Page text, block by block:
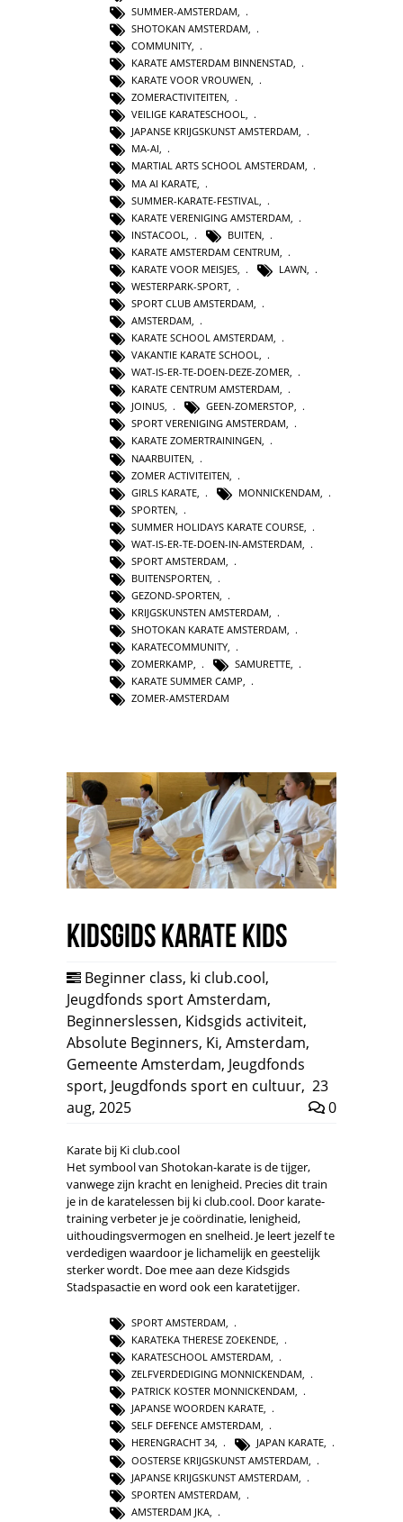
SUMMER-AMSTERDAM
SHOTOKAN AMSTERDAM
COMMUNITY,
KARATE AMSTERDAM BINNENSTAD,
KARATE VOOR VROUWEN,
ZOMERACTIVITEITEN,
VEILIGE KARATESCHOOL,
JAPANSE KRIJGSKUNST AMSTERDAM,
MA-AI,
MARTIAL ARTS SCHOOL AMSTERDAM,
MA AI KARATE
SUMMER-KARATE-FESTIVAL
KARATE VERENIGING AMSTERDAM
INSTACOOL
BUITEN,
KARATE AMSTERDAM CENTRUM
KARATE VOOR MEISJES
LAWN,
WESTERPARK-SPORT
SPORT CLUB AMSTERDAM
AMSTERDAM,
KARATE SCHOOL AMSTERDAM,
VAKANTIE KARATE SCHOOL,
WAT-IS-ER-TE-DOEN-DEZE-ZOMER,
KARATE CENTRUM AMSTERDAM,
JOINUS, GEEN-ZOMERSTOP,
SPORT VERENIGING AMSTERDAM,
KARATE ZOMERTRAININGEN,
NAARBUITEN
ZOMER ACTIVITEITEN
GIRLS KARATE
MONNICKENDAM
SPORTEN
SUMMER HOLIDAYS KARATE COURSE
WAT-IS-ER-TE-DOEN-IN-AMSTERDAM
SPORT AMSTERDAM
BUITENSPORTEN
GEZOND-SPORTEN,
KRIJGSKUNSTEN AMSTERDAM,
SHOTOKAN KARATE AMSTERDAM,
KARATECOMMUNITY,
ZOMERKAMP, SAMURETTE,
KARATE SUMMER CAMP,
ZOMER-AMSTERDAM
Kidsgids Karate Kids
Beginner class, ki club.cool,
Jeugdfonds sport Amsterdam,
Beginnerslessen, Kidsgids activiteit,
Absolute Beginners, Ki, Amsterdam,
Gemeente Amsterdam, Jeugdfonds
sport, Jeugdfonds sport en cultuur, 23
aug, 2025
0
Karate bij Ki club.cool
Het symbool van Shotokan-karate is de tijger,
vanwege zijn kracht en lenigheid. Precies dit train
je in de karatelessen bij ki club.cool. Door karate-
training verbeter je je coördinatie, lenigheid,
uithoudingsvermogen en snelheid. Je leert jezelf te
verdedigen waardoor je lichamelijk en geestelijk
sterker wordt. Doe mee aan deze Kidsgids
Stadspasactie en word ook een karatetijger.
SPORT AMSTERDAM,
KARATEKA THERESE ZOEKENDE,
KARATESCHOOL AMSTERDAM,
ZELFVERDEDIGING MONNICKENDAM,
PATRICK KOSTER MONNICKENDAM,
JAPANSE WOORDEN KARATE,
SELF DEFENCE AMSTERDAM,
HERENGRACHT 34, JAPAN KARATE,
OOSTERSE KRIJGSKUNST AMSTERDAM
JAPANSE KRIJGSKUNST AMSTERDAM
SPORTEN AMSTERDAM
AMSTERDAM JKA